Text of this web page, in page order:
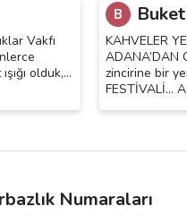
Vakfı
olduk,…
B
KAHVELER
ADANA’DAN
zincirine bir
FESTİVALİ…
Numaraları